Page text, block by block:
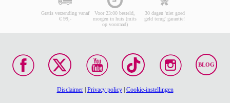
Gratis verzending vanaf
€ 99,-
Voor 23:00 besteld,
morgen in huis (mits
op voorraad)
30 dagen 'niet goed
geld terug' garantie!
BLOG
Disclaimer| Privacy policy| Cookie-instellingen